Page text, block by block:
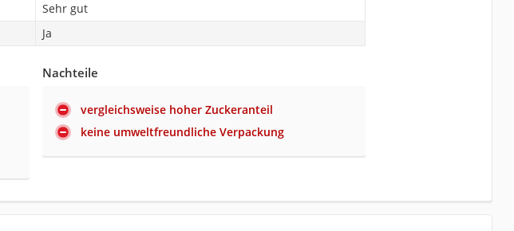
Sehr gut
Ja
Nachteile
vergleichsweise hoher Zuckeranteil
keine umweltfreundliche Verpackung